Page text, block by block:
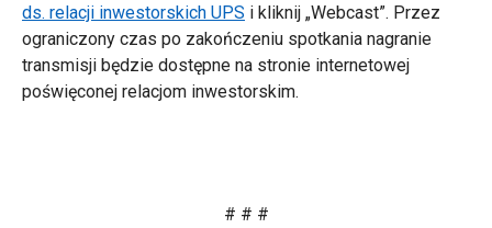
ds. relacji inwestorskich UPS i kliknij „Webcast”. Przez
ograniczony czas po zakończeniu spotkania nagranie
transmisji będzie dostępne na stronie internetowej
poświęconej relacjom inwestorskim.
# # #